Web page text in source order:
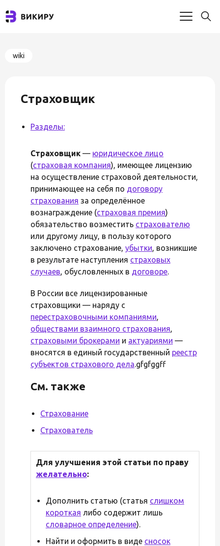
wiki
Страховщик
Разделы:
Страховщик — юридическое лицо
(страховая компания), имеющее лицензию
на осуществление страховой деятельности,
принимающее на себя по договору
страхования за определённое
вознаграждение (страховая премия)
обязательство возместить страхователю
или другому лицу, в пользу которого
заключено страхование, убытки, возникшие
в результате наступления страховых
случаев, обусловленных в договоре.
В России все лицензированные
страховщики — наряду с
перестраховочными компаниями,
обществами взаимного страхования,
страховыми брокерами и актуариями —
вносятся в единый государственный реестр
субъектов страхового дела.gfgfggff
См. также
Страхование
Страхователь
Для улучшения этой статьи по праву
желательно:
Дополнить статью (статья слишком
короткая либо содержит лишь
словарное определение).
Найти и оформить в виде сносок